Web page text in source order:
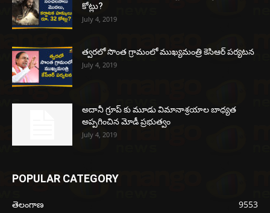
కోట్లు?
July 4, 2019
త్వరలో సొంత గ్రామంలో ముఖ్యమంత్రి కెసిఆర్ పర్యటన
July 4, 2019
అదానీ గ్రూప్ కు మూడు విమానాశ్రయాల బాధ్యత
అప్పగించిన మోడీ ప్రభుత్వం
July 4, 2019
POPULAR CATEGORY
తెలంగాణ 9553